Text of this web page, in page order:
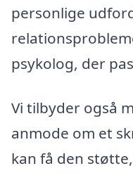
personlige
psykolog, der
Vi tilbyder også
anmode om et
kan få den